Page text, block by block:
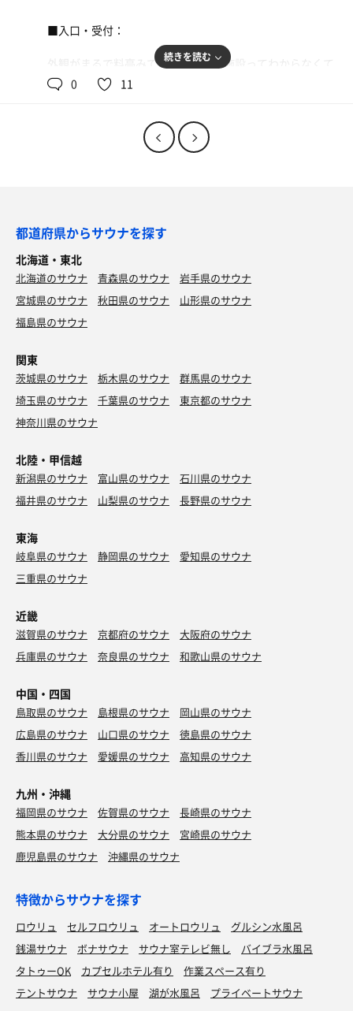
普段サ飯はほぼ載せないけどここのラーメンはめっち
ゃ美味しいので
ライブ感と一体感すげぇ。
手元のSHOWDOWN1見たら心拍150越え！
ととのう前から痺れる体験だった。
🪑整い椅子30脚満席。
羽化したての蝶のようにゆっくり椅子へ沈む。
脳のスイッチがストンと落ちる。
この瞬間、今日来た意味が全部回収された。
⸻
高濃度炭酸泉に入り、余韻補正。
・回数券
・良質蒸温×FLOBAコラボサウナハット
買っちまった。
■感想：
最高だった。
FLOBAの空気、
今日の混雑すらイベント感になってた。
そして、
🎉 FLOBA、1周年ほんっとにおめでとう！ 🎉
ぜってぇまた来っぞ！
💬
鏡んとこにポケスリのシール貼ってあって可愛いぞ〜。
風呂桶にカビゴン書いてあってよ…
チで。株ポケさん、増田さん見てますか…）
浴室入った瞬間薬草の香りがブワァァっと来る！
種類いっぱいで修行(？)が楽しい！
露天の草津温泉風呂が優勝だな。
⸻
🔥人数：40〜50人入れる巨大サ室
今はコラボだからモンスターボール柄のマット！
はぁ〜持って帰りてぇ…（これも売ってくれ。ポケモンセ
横にイシツブテが置いてあってよ、
「あいつゲットしてポテト要員にしてぇ〜！」って思った
な。（わかるやつだけわかれ）
「もっとポケモン要素クルか！？」って期待してたら
普通のロウリュ＋ポケスリBGMって感じだった！
でも名物のブロア熱波はちゃんと体験できて良かった
ぞ！！！
⸻
場所：外
温度：16度くらい
水が柔らけぇ…！良い水だとすぐわかるタイプ！
■外気浴・内気浴
椅子大量！整い難民ゼロ！最高！
ただ、今の季節の外気浴は…
気温「オラのライバルか？」ってくらい容赦ねぇくらい寒
い。
■入口・受付：
外観がまるで料亭みてぇで、サウナ施設ってわからなくて
通り過ぎちまったぞ！
オシャレすぎて逆に気づかねぇやつだ。
靴は下駄箱に入れて、LINE登録して受付だ。
料金は後払い方式で、スタッフさんに利用時間の目安も聞
⸻
■脱衣所：
2Fに上がると脱衣所だ。ロッカーキーの番号の場所を使う
ロッカーの中には小タオル1枚、大タオルは浴室入る前の
給水器と温かい出し汁もあって、出し汁は1杯までって書
いてあった。
⸻
■洗い場：
浴室入ってすぐシャワー、全部立ちシャワーだけだ。
座りたい派は残念かもだが、オラは気にならねぇタイプ。
それとボタン式じゃねぇから途中で水が止まるストレスも
なかった。
■お風呂：
2〜3人入れそうなサイズで、4人だとちょいキツイ感じだ
と思うぞ。
⸻
サ室前にはサウナマットと、使用後洗う用の水道も完備。
サ室は思ったより広くて15人くらい入れそうだ。
ど体感だと100℃くらいはあったな！
20分に1回のロウリュがありがてぇ〜。
⸻
■水風呂：
続きを読む
0 11
都道府県からサウナを探す
北海道・東北
北海道のサウナ 青森県のサウナ
岩手県のサウナ
宮城県のサウナ
秋田県のサウナ
山形県のサウナ
福島県のサウナ
関東
茨城県のサウナ 栃木県のサウナ
群馬県のサウナ
埼玉県のサウナ
千葉県のサウナ
東京都のサウナ
神奈川県のサウナ
北陸・甲信越
新潟県のサウナ 富山県のサウナ
石川県のサウナ
福井県のサウナ
山梨県のサウナ 長野県のサウナ
東海
岐阜県のサウナ 静岡県のサウナ
愛知県のサウナ
三重県のサウナ
近畿
滋賀県のサウナ 京都府のサウナ
大阪府のサウナ
兵庫県のサウナ
奈良県のサウナ 和歌山県のサウナ
中国・四国
鳥取県のサウナ 島根県のサウナ
岡山県のサウナ
広島県のサウナ
山口県のサウナ
徳島県のサウナ
香川県のサウナ
愛媛県のサウナ 高知県のサウナ
九州・沖縄
福岡県のサウナ 佐賀県のサウナ
長崎県のサウナ
熊本県のサウナ
大分県のサウナ
宮崎県のサウナ
鹿児島県のサウナ
沖縄県のサウナ
特徴からサウナを探す
ロウリュ セルフロウリュ オートロウリュ
グルシン水風呂
銭湯サウナ
ボナサウナ サウナ室テレビ無し
バイブラ水風呂
タトゥーOK
カプセルホテル有り
作業スペース有り
テントサウナ
サウナ小屋 湖が水風呂 プライベートサウナ